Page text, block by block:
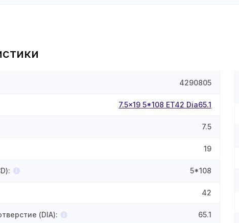
4290805
7.5x19 5*108 ET42 Dia65.1
7.5
19
: 5*108
42
(DIA): 65.1